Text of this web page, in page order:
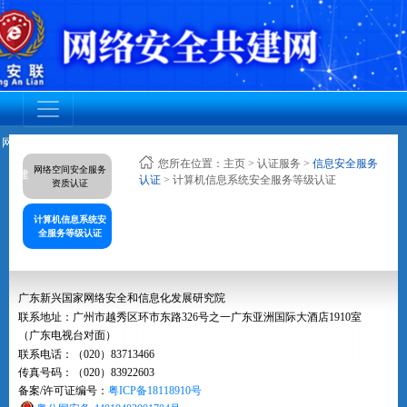
网安联党
建
网络空间安全服务
资质认证
计算机信息系统安
全服务等级认证
您所在位置： 主页 >认证服务 >信息安全服务
认证 > 计算机信息系统安全服务等级认证
广东新兴国家网络安全和信息化发展研究院
联系地址：广州市越秀区环市东路326号之一广东亚洲国际大酒店1910室
（广东电视台对面）
联系电话：（020）83713466
传真号码：（020）83922603
备案/许可证编号： 粤ICP备18118910号